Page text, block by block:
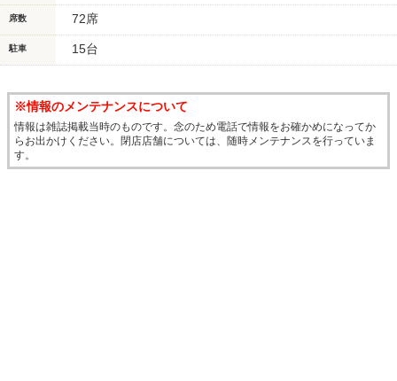
席数 72席
駐車 15台
※情報のメンテナンスについて
情報は雑誌掲載当時のものです。念のため電話で情報をお確かめになってか
らお出かけください。閉店店舗については、随時メンテナンスを行っていま
す。